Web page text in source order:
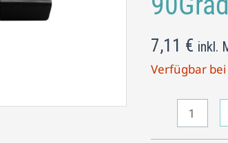
7,11 € inkl.
Verfügbar
armig